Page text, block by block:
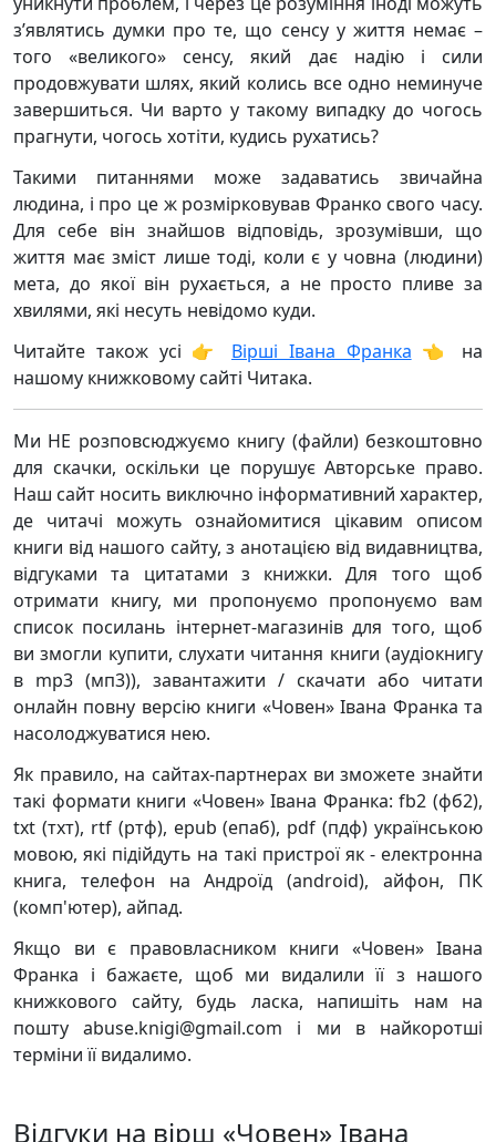
з’являтись думки про те, що сенсу у життя немає –
того «великого» сенсу, який дає надію і сили
продовжувати шлях, який колись все одно неминуче
завершиться. Чи варто у такому випадку до чогось
прагнути, чогось хотіти, кудись рухатись?
Такими питаннями може задаватись звичайна
людина, і про це ж розмірковував Франко свого часу.
Для себе він знайшов відповідь, зрозумівши, що
життя має зміст лише тоді, коли є у човна (людини)
мета, до якої він рухається, а не просто пливе за
хвилями, які несуть невідомо куди.
Читайте також усі 👉 Вірші Івана Франка 👈 на
нашому книжковому сайті Читака.
Ми НЕ розповсюджуємо книгу (файли) безкоштовно
для скачки, оскільки це порушує Авторське право.
Наш сайт носить виключно інформативний характер,
де читачі можуть ознайомитися цікавим описом
книги від нашого сайту, з анотацією від видавництва,
відгуками та цитатами з книжки. Для того щоб
отримати книгу, ми пропонуємо пропонуємо вам
список посилань інтернет-магазинів для того, щоб
ви змогли купити, слухати читання книги (аудіокнигу
в mp3 (мп3)), завантажити / скачати або читати
онлайн повну версію книги «Човен» Івана Франка та
насолоджуватися нею.
Як правило, на сайтах-партнерах ви зможете знайти
такі формати книги «Човен» Івана Франка: fb2 (фб2),
txt (тхт), rtf (ртф), epub (епаб), pdf (пдф) українською
мовою, які підійдуть на такі пристрої як - електронна
книга, телефон на Андроїд (android), айфон, ПК
(комп'ютер), айпад.
Якщо ви є правовласником книги «Човен» Івана
Франка і бажаєте, щоб ми видалили її з нашого
книжкового сайту, будь ласка, напишіть нам на
пошту abuse.knigi@gmail.com і ми в найкоротші
терміни її видалимо.
Відгуки на вірш «Човен» Івана